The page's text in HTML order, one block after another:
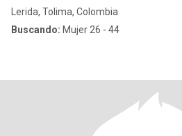
Lerida, Tolima, Colombia
Buscando: Mujer 26 - 44